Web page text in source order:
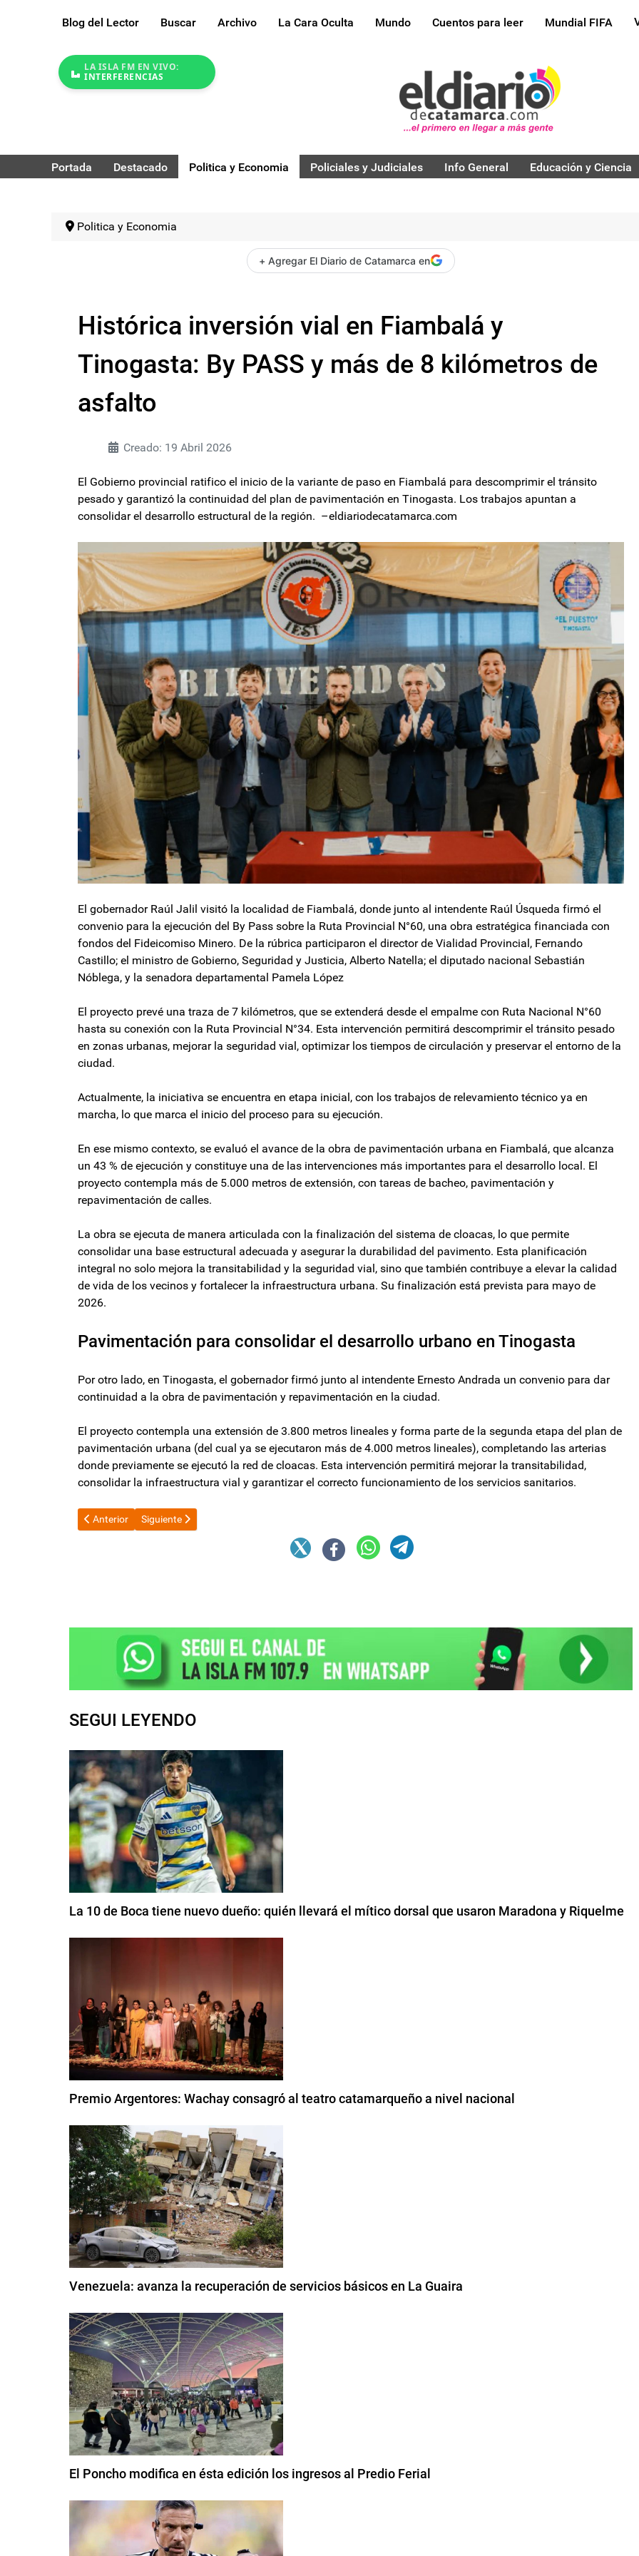
Blog del Lector Buscar Archivo La Cara Oculta Mundo Cuentos para leer Mundial FIFA
LA ISLA FM EN VIVO:
INTERFERENCIAS
Portada Destacado Politica y Economia Policiales y Judiciales Info General Educación y Ciencia
Politica y Economia
+ Agregar El Diario de Catamarca en
Histórica inversión vial en Fiambalá y
Tinogasta: By PASS y más de 8 kilómetros de
asfalto
Creado: 19 Abril 2026
El Gobierno provincial ratifico el inicio de la variante de paso en Fiambalá para descomprimir el tránsito
pesado y garantizó la continuidad del plan de pavimentación en Tinogasta. Los trabajos apuntan a
consolidar el desarrollo estructural de la región. –eldiariodecatamarca.com
El gobernador Raúl Jalil visitó la localidad de Fiambalá, donde junto al intendente Raúl Úsqueda firmó el
convenio para la ejecución del By Pass sobre la Ruta Provincial N°60, una obra estratégica financiada con
fondos del Fideicomiso Minero. De la rúbrica participaron el director de Vialidad Provincial, Fernando
Castillo; el ministro de Gobierno, Seguridad y Justicia, Alberto Natella; el diputado nacional Sebastián
Nóblega, y la senadora departamental Pamela López
El proyecto prevé una traza de 7 kilómetros, que se extenderá desde el empalme con Ruta Nacional N°60
hasta su conexión con la Ruta Provincial N°34. Esta intervención permitirá descomprimir el tránsito pesado
en zonas urbanas, mejorar la seguridad vial, optimizar los tiempos de circulación y preservar el entorno de la
ciudad.
Actualmente, la iniciativa se encuentra en etapa inicial, con los trabajos de relevamiento técnico ya en
marcha, lo que marca el inicio del proceso para su ejecución.
En ese mismo contexto, se evaluó el avance de la obra de pavimentación urbana en Fiambalá, que alcanza
un 43 % de ejecución y constituye una de las intervenciones más importantes para el desarrollo local. El
proyecto contempla más de 5.000 metros de extensión, con tareas de bacheo, pavimentación y
repavimentación de calles.
La obra se ejecuta de manera articulada con la finalización del sistema de cloacas, lo que permite
consolidar una base estructural adecuada y asegurar la durabilidad del pavimento. Esta planificación
integral no solo mejora la transitabilidad y la seguridad vial, sino que también contribuye a elevar la calidad
de vida de los vecinos y fortalecer la infraestructura urbana. Su finalización está prevista para mayo de
2026.
Pavimentación para consolidar el desarrollo urbano en Tinogasta
Por otro lado, en Tinogasta, el gobernador firmó junto al intendente Ernesto Andrada un convenio para dar
continuidad a la obra de pavimentación y repavimentación en la ciudad.
El proyecto contempla una extensión de 3.800 metros lineales y forma parte de la segunda etapa del plan de
pavimentación urbana (del cual ya se ejecutaron más de 4.000 metros lineales), completando las arterias
donde previamente se ejecutó la red de cloacas. Esta intervención permitirá mejorar la transitabilidad,
consolidar la infraestructura vial y garantizar el correcto funcionamiento de los servicios sanitarios.
Artículo anterior: Semana clave para Adorni: la Justicia indaga sobre la compra de propiedades y reformas de lujo
Anterior Artículo siguiente: Tras un mes de parálisis, los libertarios aceleran la agenda del Congreso: buscan sesionar el
Siguiente
SEGUI LEYENDO
La 10 de Boca tiene nuevo dueño: quién llevará el mítico dorsal que usaron Maradona y Riquelme
Premio Argentores: Wachay consagró al teatro catamarqueño a nivel nacional
Venezuela: avanza la recuperación de servicios básicos en La Guaira
El Poncho modifica en ésta edición los ingresos al Predio Ferial